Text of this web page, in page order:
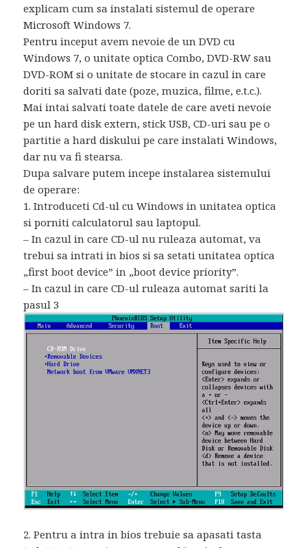
explicam cum sa instalati sistemul de operare
Microsoft Windows 7.
Pentru inceput avem nevoie de un DVD cu
Windows 7, o unitate optica Combo, DVD-RW sau
DVD-ROM si o unitate de stocare in cazul in care
doriti sa salvati date (poze, muzica, filme, e.t.c.).
Mai intai salvati toate datele de care aveti nevoie
pe un hard disk extern, stick USB, CD-uri sau pe o
partitie a hard diskului pe care instalati Windows,
dar nu va fi stearsa.
Dupa salvare putem incepe instalarea sistemului
de operare:
1. Introduceti Cd-ul cu Windows in unitatea optica
si porniti calculatorul sau laptopul.
– In cazul in care CD-ul nu ruleaza automat, va
trebui sa intrati in bios si sa setati unitatea optica
„first boot device” in „boot device priority”.
– In cazul in care CD-ul ruleaza automat sariti la
pasul 3
2. Pentru a intra in bios trebuie sa apasati tasta